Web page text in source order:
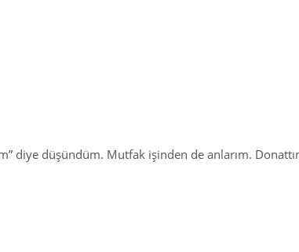
diye düşündüm. Mutfak işinden de anlarım.